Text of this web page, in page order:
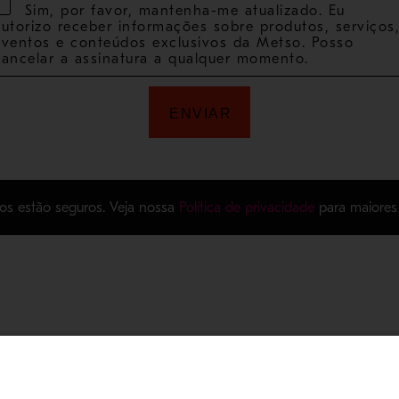
estão seguros. Veja nossa Política de privacidadepara maiores